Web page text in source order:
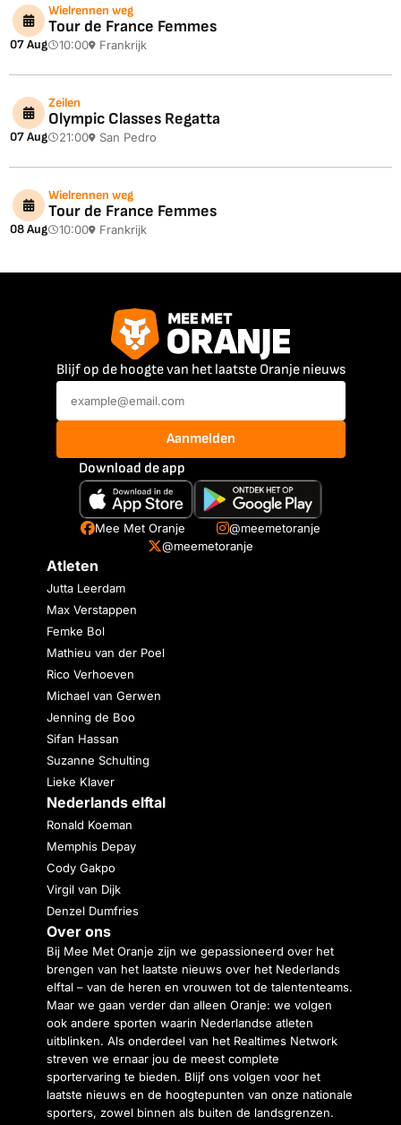
07 Aug
Wielrennen weg
Tour de France Femmes
10:00 Frankrijk
07 Aug
Zeilen
Olympic Classes Regatta
21:00 San Pedro
08 Aug
Wielrennen weg
Tour de France Femmes
10:00 Frankrijk
Blijf op de hoogte van het laatste Oranje nieuws
Aanmelden
Download de app
Mee Met Oranje
@meemetoranje
@meemetoranje
Atleten
Jutta Leerdam
Max Verstappen
Femke Bol
Mathieu van der Poel
Rico Verhoeven
Michael van Gerwen
Jenning de Boo
Sifan Hassan
Suzanne Schulting
Lieke Klaver
Nederlands elftal
Ronald Koeman
Memphis Depay
Cody Gakpo
Virgil van Dijk
Denzel Dumfries
Over ons
Bij Mee Met Oranje zijn we gepassioneerd over het
brengen van het laatste nieuws over het Nederlands
elftal – van de heren en vrouwen tot de talententeams.
Maar we gaan verder dan alleen Oranje: we volgen
ook andere sporten waarin Nederlandse atleten
uitblinken. Als onderdeel van het Realtimes Network
streven we ernaar jou de meest complete
sportervaring te bieden. Blijf ons volgen voor het
laatste nieuws en de hoogtepunten van onze nationale
sporters, zowel binnen als buiten de landsgrenzen.